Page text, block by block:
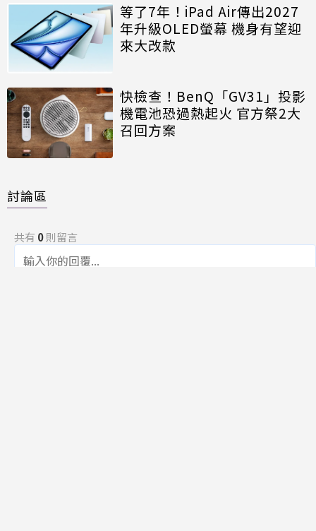
等了7年！iPad Air傳出2027
年升級OLED螢幕 機身有望迎
來大改款
快檢查！BenQ「GV31」投影
機電池恐過熱起火 官方祭2大
召回方案
討論區
共有 0則留言